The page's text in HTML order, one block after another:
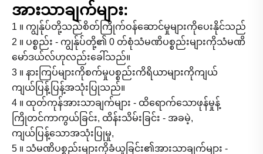
အားသာချက်များ:
1 ။ ကျွန်ုပ်တို့သည်စိတ်ကြိုက်ဝန်ဆောင်မှုများကိုပေးနိုင်သည်
2 ။ ပစ္စည်း - ကျွန်ုပ်တို့၏ 0 တ်စုံသံမဏိပစ္စည်းများကိုသံမဏိ
မော်ဒယ်လ်ဟုလည်းခေါ်သည်။
3 ။ နားကြပ်များကိုစက်မှုပစ္စည်းကိရိယာများကိုကျယ်
ကျယ်ပြန့်ပြန့်အသုံးပြုသည်။
4 ။ ထုတ်ကုန်အားသာချက်များ - ထိရောက်သောဖုန်မှုန့်
ကြိုတင်ကာကွယ်ခြင်း, ထိန်းသိမ်းခြင်း - အခမဲ့,
ကျယ်ပြန့်သောအသုံးပြုမှု,
5 ။ သံမဏိပစ္စည်းများကိုခံယူခြင်း၏အားသာချက်များ -